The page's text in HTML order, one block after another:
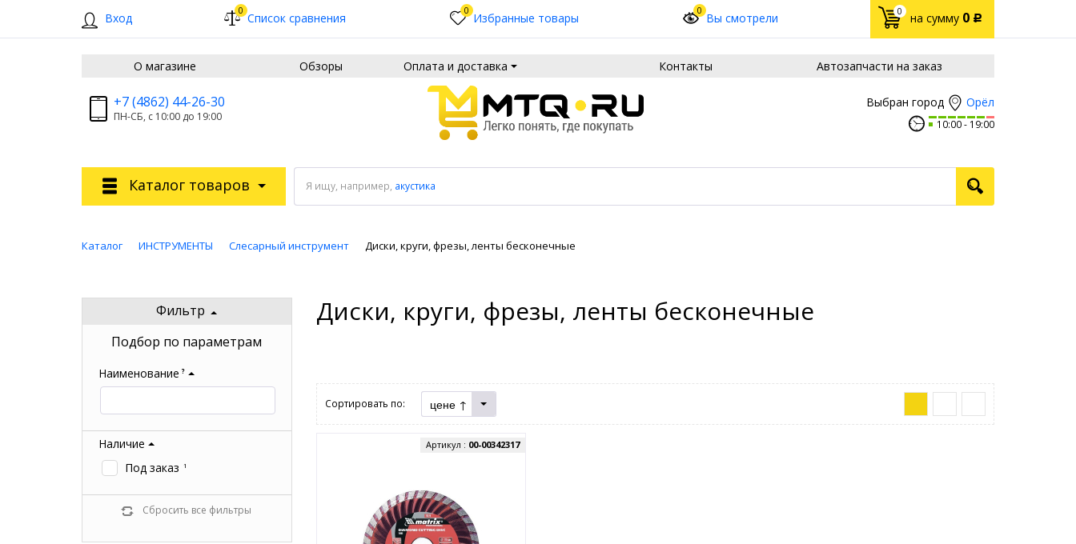
Вход 0 Список сравнения 0 Избранные товары 0 Вы смотрели 0 на сумму 0 Р
О магазине Обзоры Оплата и доставка Контакты Автозапчасти на заказ
Выбран город Орёл
10:00 19:00
+7 (4862) 44-26-30
ПН-СБ, с 10:00 до 19:00
Я ищу, например, акустика
Каталог товаров
Каталог ИНСТРУМЕНТЫ Слесарный инструмент Диски, круги, фрезы, ленты бесконечные
Фильтр
Подбор по параметрам
Наименование ?
Наличие
Под заказ
1
Сбросить все фильтры
Диски, круги, фрезы, ленты бесконечные
Сортировать по: цене ↑
Артикул : 00-00342317